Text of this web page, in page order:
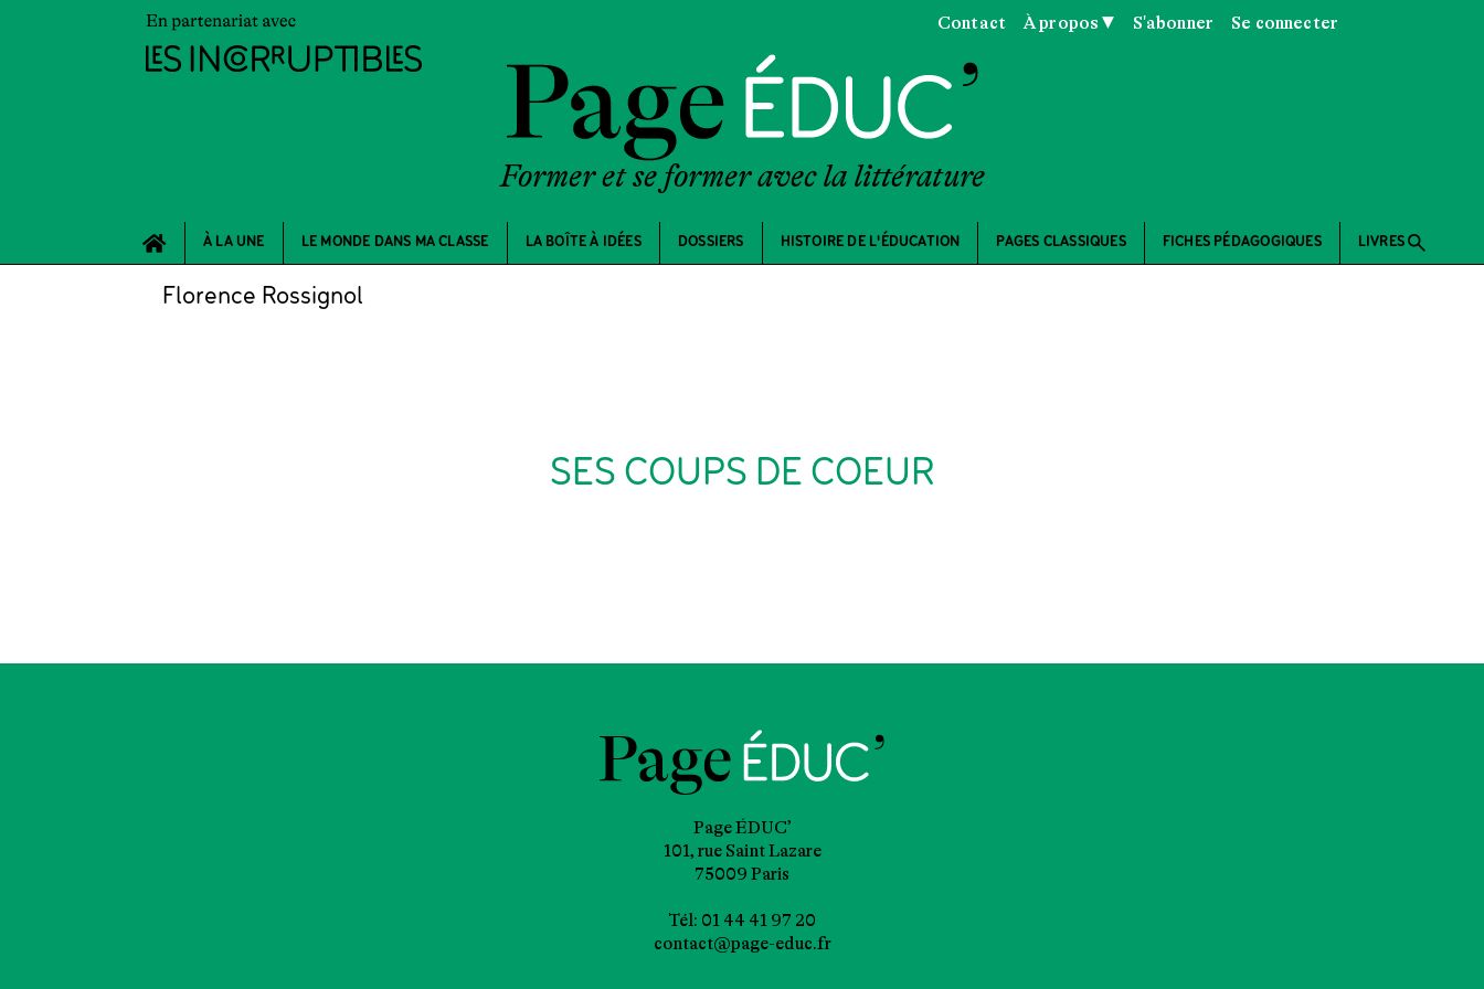
Former et se former avec la littérature
Contact À propos ▼ S'abonner Se connecter
À LA UNE LE MONDE DANS MA CLASSE LA BOÎTE À IDÉES DOSSIERS HISTOIRE DE L'ÉDUCATION PAGES CLASSIQUES FICHES PÉDAGOGIQUES LIVRES search
Florence Rossignol
SES COUPS DE COEUR
Page ÉDUC’
101, rue Saint Lazare
75009 Paris
Tél: 01 44 41 97 20
contact@page-educ.fr